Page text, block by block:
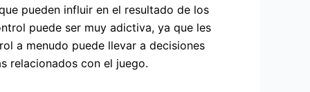
pueden influir en el resultado de los
puede ser muy adictiva, ya que les
a menudo puede llevar a decisiones
relacionados con el juego.